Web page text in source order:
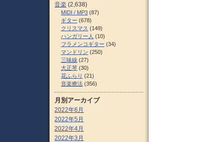
音楽 (2,638)
MIDI / MP3 (87)
ギター (678)
クリスマス (149)
ハンガリー人 (10)
フラメンコギター (34)
マンドリン (250)
三味線 (27)
大正琴 (30)
花ふらり (21)
音楽療法 (356)
月別アーカイブ
2022年6月
2022年5月
2022年4月
2022年3月